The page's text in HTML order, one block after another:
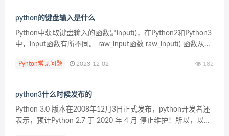
python的键盘输入是什么
Python中获取键盘输入的函数是input()，在Python2和Python3
中，input函数有所不同。 raw_input函数 raw_input() 函数从标
Pyhton常见问题 2023-12-02 182
python3什么时候发布的
Python 3.0 版本在2008年12月3日正式发布，python开发者还
表示，预计Python 2.7 于 2020 年 4 月 停止维护！所以，以后